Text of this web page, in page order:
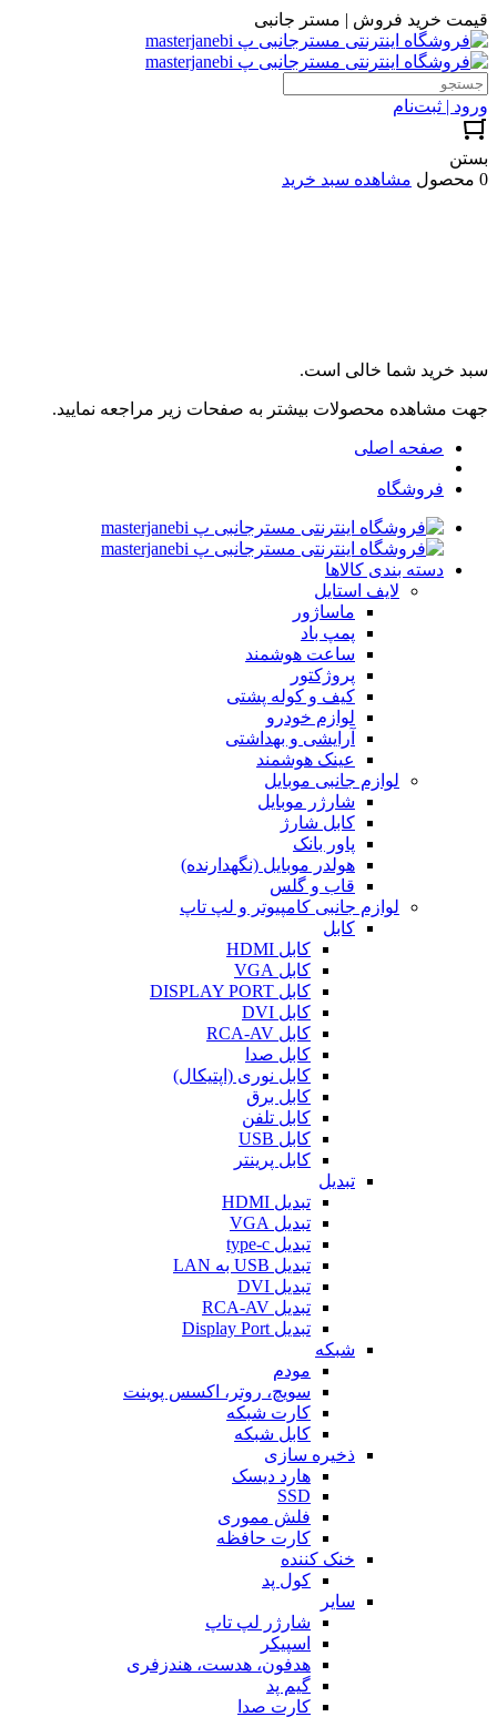
قیمت خرید فروش | مستر جانبی
ورود | ثبت‌نام
بستن
0 محصول
مشاهده سبد خرید
سبد خرید شما خالی است.
جهت مشاهده محصولات بیشتر به صفحات زیر مراجعه نمایید.
صفحه اصلی
فروشگاه
دسته بندی کالاها
لایف استایل
ماساژور
پمپ باد
ساعت هوشمند
پروژکتور
کیف و کوله پشتی
لوازم خودرو
آرایشی و بهداشتی
عینک هوشمند
لوازم جانبی موبایل
شارژر موبایل
کابل شارژ
پاور بانک
هولدر موبایل (نگهدارنده)
قاب و گلس
لوازم جانبی کامپیوتر و لپ تاپ
کابل
کابل HDMI
کابل VGA
کابل DISPLAY PORT
کابل DVI
کابل RCA-AV
کابل صدا
کابل نوری (اپتیکال)
کابل برق
کابل تلفن
کابل USB
کابل پرینتر
تبدیل
تبدیل HDMI
تبدیل VGA
تبدیل type-c
تبدیل USB به LAN
تبدیل DVI
تبدیل RCA-AV
تبدیل Display Port
شبکه
مودم
سویچ، روتر، اکسس پوینت
کارت شبکه
کابل شبکه
ذخیره سازی
هارد دیسک
SSD
فلش مموری
کارت حافظه
خنک کننده
کول پد
سایر
شارژر لپ تاپ
اسپیکر
هدفون، هدست، هندزفری
گیم پد
کارت صدا